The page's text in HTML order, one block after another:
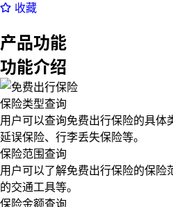
收藏
产品功能
功能介绍
保险类型查询
用户可以查询免费出行保险的具体
延误保险、行李丢失保险等。
保险范围查询
用户可以了解免费出行保险的保险
的交通工具等。
保险金额查询